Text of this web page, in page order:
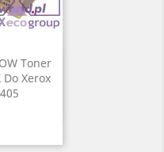
Toner
Xerox